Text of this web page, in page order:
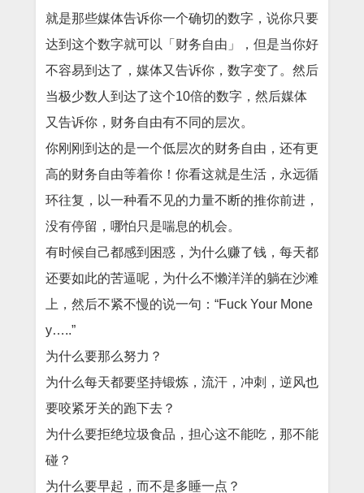
就是那些媒体告诉你一个确切的数字，说你只要
达到这个数字就可以「财务自由」，但是当你好
不容易到达了，媒体又告诉你，数字变了。然后
当极少数人到达了这个10倍的数字，然后媒体
又告诉你，财务自由有不同的层次。
你刚刚到达的是一个低层次的财务自由，还有更
高的财务自由等着你！你看这就是生活，永远循
环往复，以一种看不见的力量不断的推你前进，
没有停留，哪怕只是喘息的机会。
有时候自己都感到困惑，为什么赚了钱，每天都
还要如此的苦逼呢，为什么不懒洋洋的躺在沙滩
上，然后不紧不慢的说一句：“Fuck Your Mone
y…..”
为什么要那么努力？
为什么每天都要坚持锻炼，流汗，冲刺，逆风也
要咬紧牙关的跑下去？
为什么要拒绝垃圾食品，担心这不能吃，那不能
碰？
为什么要早起，而不是多睡一点？